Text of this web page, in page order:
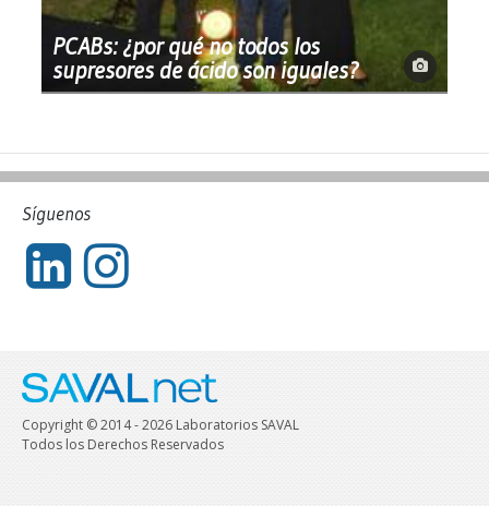
PCABs: ¿por qué no todos los
supresores de ácido son iguales?
Síguenos
Copyright © 2014 - 2026 Laboratorios SAVAL
Todos los Derechos Reservados